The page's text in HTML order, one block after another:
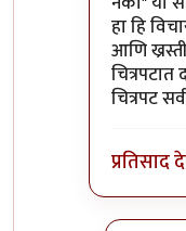
हा हि
आणि
चित्रपट
प्रतिसाद